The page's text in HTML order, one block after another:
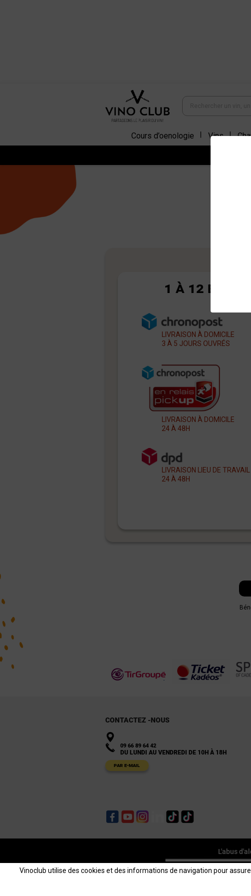
Vinoclub utilise des cookies et des informations de navigation pour
Cours d’oenologie Vins
1 À 12
LIVRAISON À DOMICILE
3 À 5 JOURS OUVRÉS
LIVRAISON À DOMICILE
24 À 48H
LIVRAISON LIEU DE TRAVAIL
24 À 48H
CONTACTEZ -NOUS
09 66 89 64 42
DU LUNDI AU VENDREDI DE 10H À 18H
PAR E-MAIL
FacebookYouTubeInstagramLinkedInTikTok
L'abus